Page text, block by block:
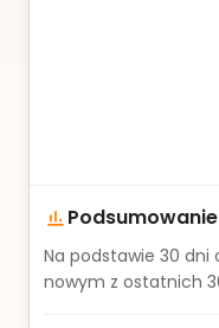
Na podstawie 30 dni
nowym z ostatnich